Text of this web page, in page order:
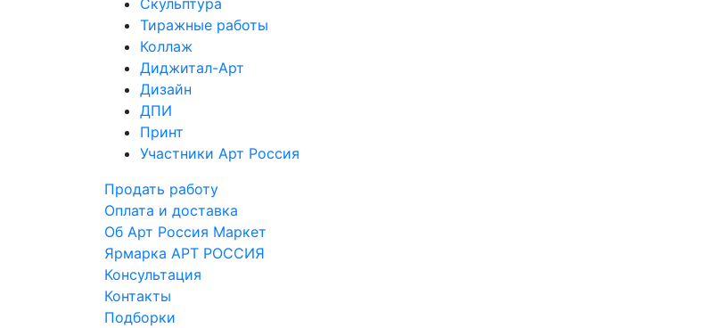
Тиражные работы
Коллаж
Диджитал-Арт
Дизайн
ДПИ
Принт
Участники Арт Россия
Продать работу
Оплата и доставка
Об Арт Россия Маркет
Ярмарка АРТ РОССИЯ
Консультация
Контакты
Подборки